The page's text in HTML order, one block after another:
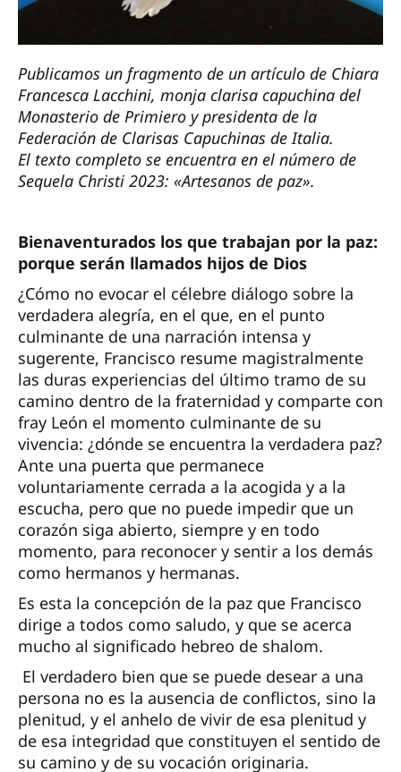
Publicamos un fragmento de un artículo de Chiara
Francesca Lacchini, monja clarisa capuchina del
Monasterio de Primiero y presidenta de la
Federación de Clarisas Capuchinas de Italia.
El texto completo se encuentra en el número de
Sequela Christi 2023: «Artesanos de paz».
Bienaventurados los que trabajan por la paz:
porque serán llamados hijos de Dios
¿Cómo no evocar el célebre diálogo sobre la
verdadera alegría, en el que, en el punto
culminante de una narración intensa y
sugerente, Francisco resume magistralmente
las duras experiencias del último tramo de su
camino dentro de la fraternidad y comparte con
fray León el momento culminante de su
vivencia: ¿dónde se encuentra la verdadera paz?
Ante una puerta que permanece
voluntariamente cerrada a la acogida y a la
escucha, pero que no puede impedir que un
corazón siga abierto, siempre y en todo
momento, para reconocer y sentir a los demás
como hermanos y hermanas.
Es esta la concepción de la paz que Francisco
dirige a todos como saludo, y que se acerca
mucho al significado hebreo de shalom.
El verdadero bien que se puede desear a una
persona no es la ausencia de conflictos, sino la
plenitud, y el anhelo de vivir de esa plenitud y
de esa integridad que constituyen el sentido de
su camino y de su vocación originaria.